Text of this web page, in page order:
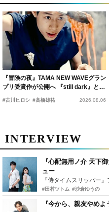
『冒険の夜』TAMA NEW WAVEグラン
プリ受賞作が公開へ 『still dark』と同
時上映決定
#古川ヒロシ #髙橋雄祐 2026.08.06
INTERVIEW
『心配無用ノ介 天下
ュー
#田村ツトム #沙倉ゆうの
『今から、親友やめ